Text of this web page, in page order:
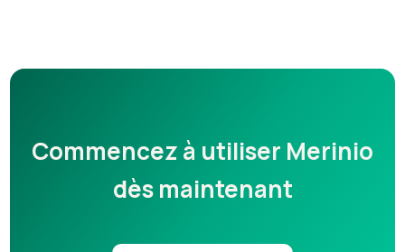
Commencez à utiliser Merinio
dès maintenant